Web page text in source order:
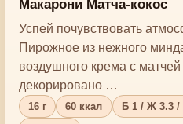
Макарони Матча-кокос
Успей почувствовать
Пирожное из нежного
воздушного крема с
декорировано …
16 г 60 ккал
Б 1 / Ж 3.3 /